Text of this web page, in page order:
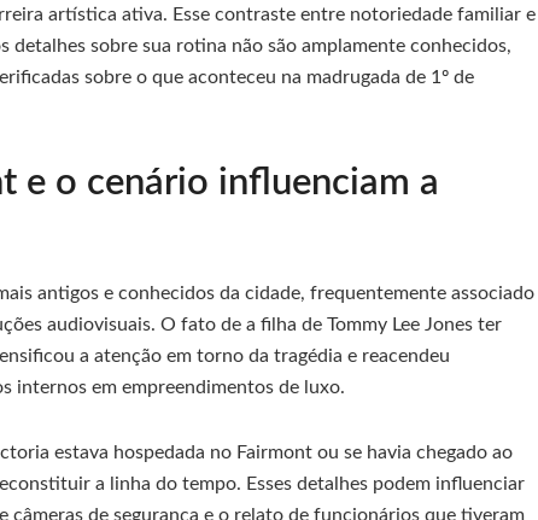
artística ativa. Esse contraste entre notoriedade familiar e
sobre sua rotina não são amplamente conhecidos,
sobre o que aconteceu na madrugada de 1º de
e o cenário influenciam a
antigos e conhecidos da cidade, frequentemente associado
audiovisuais. O fato de a filha de Tommy Lee Jones ter
a atenção em torno da tragédia e reacendeu
internos em empreendimentos de luxo.
estava hospedada no Fairmont ou se havia chegado ao
a linha do tempo. Esses detalhes podem influenciar
câmeras de segurança e o relato de funcionários que tiveram